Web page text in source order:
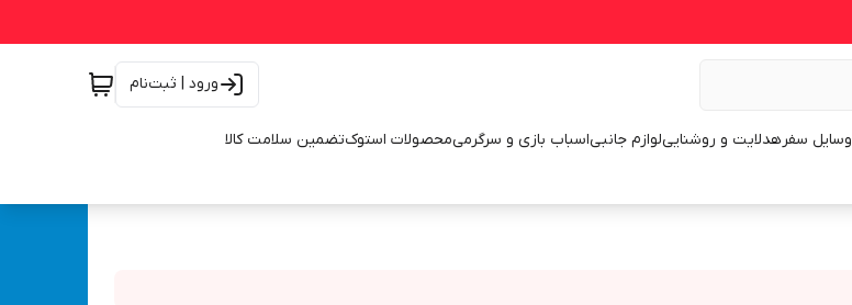
ورود | ثبت‌نام
وسایل سفرهدلایت و روشناییلوازم جانبیاسباب بازی و سرگرمیمحصولات استوکتضمین سلامت کالا